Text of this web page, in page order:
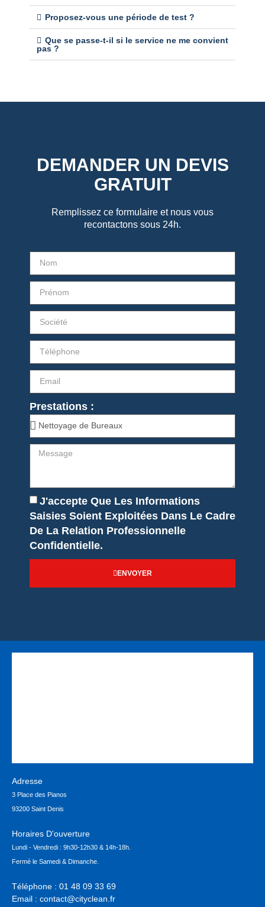
Proposez-vous une période de test ?
Que se passe-t-il si le service ne me convient
pas ?
DEMANDER UN DEVIS
GRATUIT
Remplissez ce formulaire et nous vous
recontactons sous 24h.
Prestations :
J'accepte Que Les Informations
Saisies Soient Exploitées Dans Le Cadre
De La Relation Professionnelle
Confidentielle.
ENVOYER
Adresse
3 Place des Pianos
93200 Saint Denis
Horaires D'ouverture
Lundi - Vendredi : 9h30-12h30 & 14h-18h.
Fermé le Samedi & Dimanche.
Téléphone : 01 48 09 33 69
Email : contact@cityclean.fr